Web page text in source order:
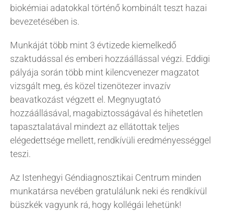
biokémiai adatokkal történő kombinált teszt hazai
bevezetésében is.
Munkáját több mint 3 évtizede kiemelkedő
szaktudással és emberi hozzáállással végzi. Eddigi
pályája során több mint kilencvenezer magzatot
vizsgált meg, és közel tizenötezer invazív
beavatkozást végzett el. Megnyugtató
hozzáállásával, magabiztosságával és hihetetlen
tapasztalatával mindezt az ellátottak teljes
elégedettsége mellett, rendkívüli eredményességgel
teszi.
Az Istenhegyi Géndiagnosztikai Centrum minden
munkatársa nevében gratulálunk neki és rendkívül
büszkék vagyunk rá, hogy kollégái lehetünk!